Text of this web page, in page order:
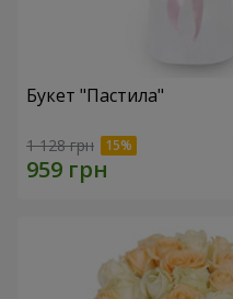
Букет "Пастила"
1 128 грн